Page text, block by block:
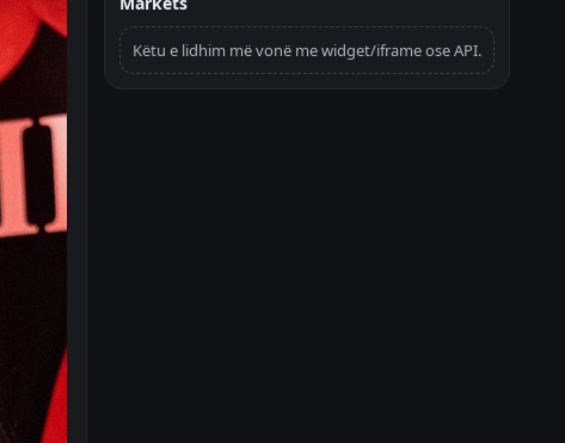
Këtu e lidhim më vonë me widget/iframe ose API.